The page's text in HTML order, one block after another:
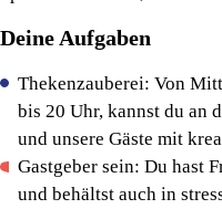
Deine Aufgaben
Thekenzauberei: Von
bis 20 Uhr, kannst du an
und unsere Gäste mit
Gastgeber sein: Du hast
und behältst auch in